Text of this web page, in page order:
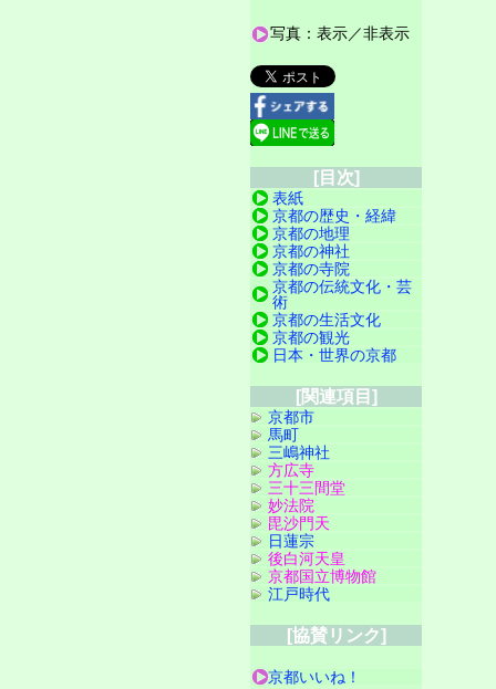
写真：表示／非表示
[目次]
表紙
京都の歴史・経緯
京都の地理
京都の神社
京都の寺院
京都の伝統文化・芸
術
京都の生活文化
京都の観光
日本・世界の京都
[関連項目]
京都市
馬町
三嶋神社
方広寺
三十三間堂
妙法院
毘沙門天
日蓮宗
後白河天皇
京都国立博物館
江戸時代
[協賛リンク]
京都いいね！